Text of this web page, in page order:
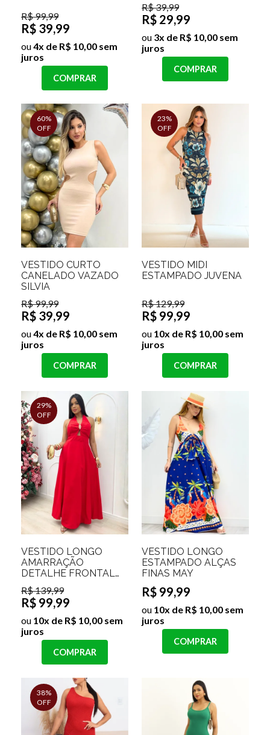
R$ 99,99
R$ 39,99
ou4x de R$ 10,00 sem
juros
COMPRAR
R$ 39,99
R$ 29,99
ou 3x de R$ 10,00 sem
juros
COMPRAR
60%
OFF
VESTIDO CURTO
CANELADO VAZADO
SILVIA
R$ 99,99
R$ 39,99
ou4x de R$ 10,00 sem
juros
COMPRAR
23%
OFF
VESTIDO MIDI
ESTAMPADO JUVENA
R$ 129,99
R$ 99,99
ou 10x de R$ 10,00 sem
juros
COMPRAR
29%
OFF
VESTIDO LONGO
AMARRAÇÃO
DETALHE FRONTAL
SCARLETT
R$ 139,99
R$ 99,99
ou 10x de R$ 10,00 sem
juros
COMPRAR
VESTIDO LONGO
ESTAMPADO ALÇAS
FINAS MAY
R$ 99,99
ou 10x de R$ 10,00 sem
juros
COMPRAR
38%
OFF